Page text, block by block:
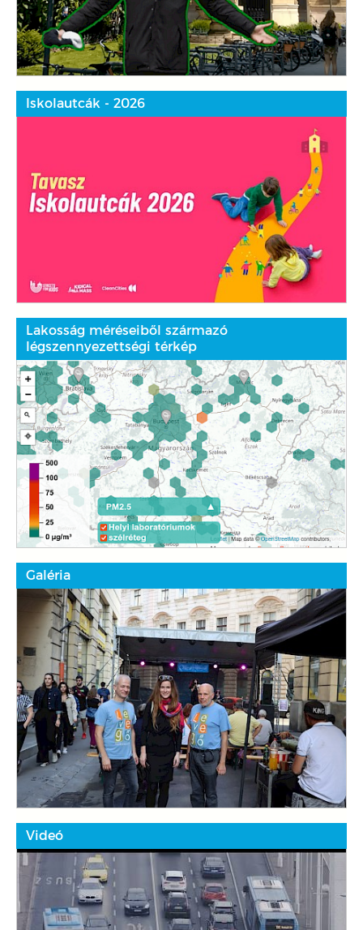
Iskolautcák - 2026
Lakosság méréseiből származó
légszennyezettségi térkép
Galéria
Videó